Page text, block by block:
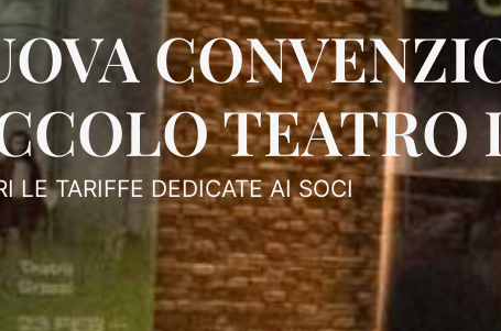
LE TARIFFE DEDICATE AI SOCI